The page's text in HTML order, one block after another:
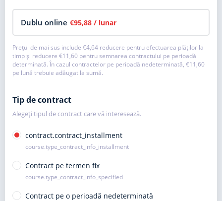
Dublu online €95,88 / lunar
Prețul de mai sus include €4,64 reducere pentru efectuarea plăților la
timp și reducere €11,60 pentru semnarea contractului pe perioadă
determinată. În cazul contractelor pe perioadă nedeterminată, €11,60
pe lună trebuie adăugat la sumă.
Tip de contract
Alegeți tipul de contract care vă interesează.
contract.contract_installment
course.type_contract_info_installment
Contract pe termen fix
course.type_contract_info_specified
Contract pe o perioadă nedeterminată